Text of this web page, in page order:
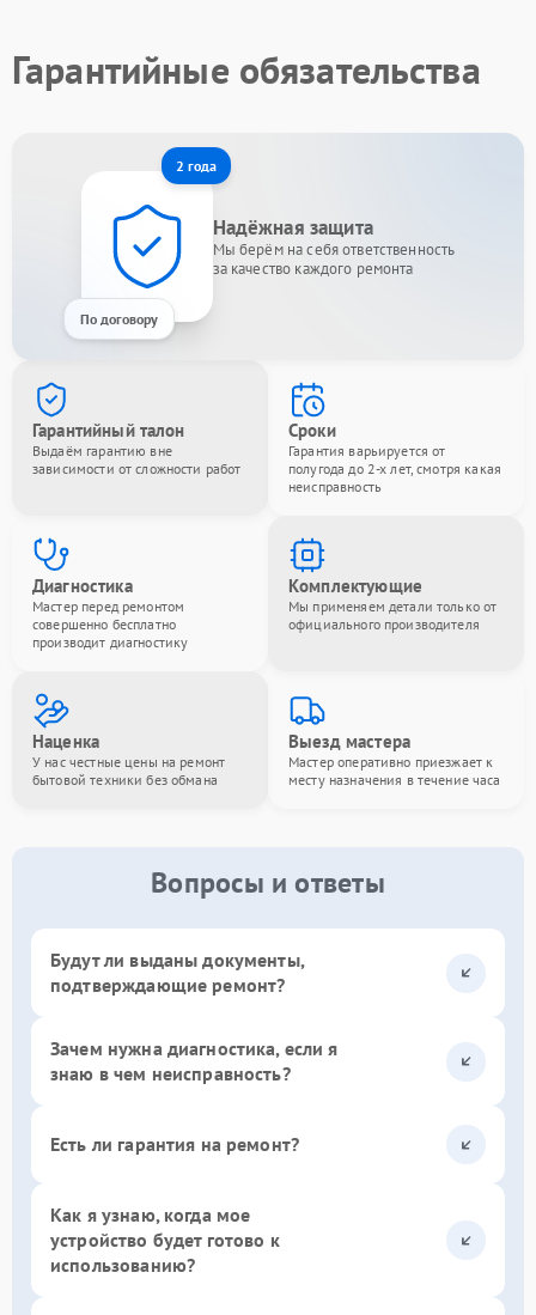
Гарантийные обязательства
2 года
По договору
Надёжная защита
Мы берём на себя ответственность
за качество каждого ремонта
Гарантийный талон
Выдаём гарантию вне
зависимости от сложности работ
Сроки
Гарантия варьируется от
полугода до 2-х лет, смотря какая
неисправность
Диагностика
Мастер перед ремонтом
совершенно бесплатно
производит диагностику
Комплектующие
Мы применяем детали только от
официального производителя
Наценка
У нас честные цены на ремонт
бытовой техники без обмана
Выезд мастера
Мастер оперативно приезжает к
месту назначения в течение часа
Вопросы и ответы
Будут ли выданы документы,
подтверждающие ремонт?
Зачем нужна диагностика, если я
знаю в чем неисправность?
Есть ли гарантия на ремонт?
Как я узнаю, когда мое
устройство будет готово к
использованию?